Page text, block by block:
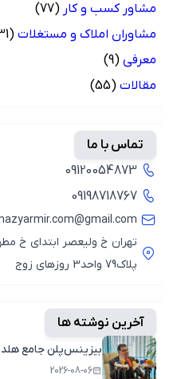
مشاور کسب و کار (77)
مشاوران املاک و مستغلات (31)
معرفی (9)
مقالات (55)
تماس با ما
09120054873
09198718767
mazyarmir.com@gmail.com
تهران خ ولیعصر ابتدای خ مطهری
آخرین نوشته ها
بیزینس‌پلن جامع هلدینگ
2026-08-06